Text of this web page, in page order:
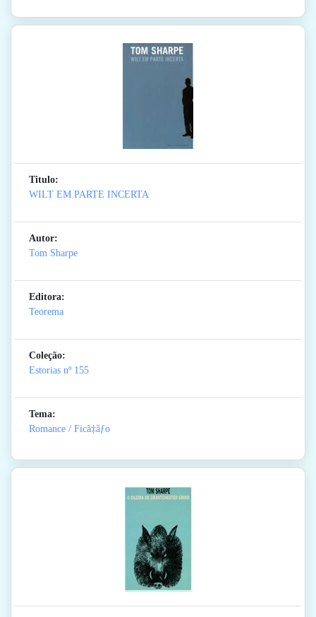
Titulo:
WILT EM PARTE INCERTA
Autor:
Tom Sharpe
Editora:
Teorema
Coleção:
Estorias nº 155
Tema:
Romance / Ficã‡ãƒo